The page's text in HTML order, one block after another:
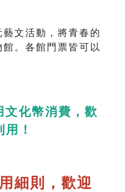
藝文活動，將青春的
。各館門票皆可以
文化幣消費，歡
！
細則，歡迎